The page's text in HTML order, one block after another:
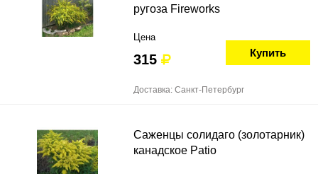
ругоза Fireworks
Цена
315 Купить
Доставка: Санкт-Петербург
Саженцы солидаго (золотарник)
канадское Patio